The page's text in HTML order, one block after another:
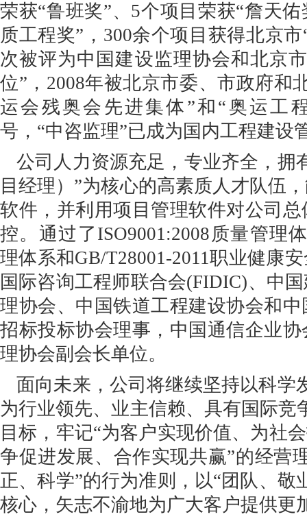
荣获“鲁班奖”、5个项目荣获“詹天
质工程奖”，300余个项目获得北京
次被评为中国建设监理协会和北京
位”，2008年被北京市委、市政府和
运会残奥会先进集体”和“奥运工
号，“中咨监理”已成为国内工程建设
公司人力资源充足，专业齐全，拥
目经理）”为核心的高素质人才队伍
软件，并利用项目管理软件对公司
控。通过了ISO9001:2008质量管理
理体系和GB/T28001-2011职业健康
国际咨询工程师联合会(FIDIC)、中
理协会、中国铁道工程建设协会和
招标投标协会理事，中国通信企业
理协会副会长单位。
面向未来，公司将继续坚持以科学
为行业领先、业主信赖、具有国际竞
目标，牢记“为客户实现价值、为社
争促进发展、合作实现共赢”的经营
正、科学”的行为准则，以“团队、敬
核心，矢志不渝地为广大客户提供更